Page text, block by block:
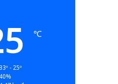
℃
33º - 25º
40%